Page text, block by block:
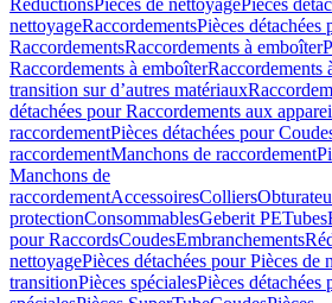
RéductionsPièces de nettoyagePièces
nettoyageRaccordementsPièces détachées
RaccordementsRaccordements à emboîter
Raccordements à emboîterRaccordements
transition sur d’autres matériaux
détachées pour Raccordements aux
raccordementPièces détachées pour
raccordementManchons de raccordement
Manchons de
raccordementAccessoiresColliers
protectionConsommablesGeberit PETubes
pour RaccordsCoudesEmbranchements
nettoyagePièces détachées pour Pièces de
transitionPièces spécialesPièces détachées